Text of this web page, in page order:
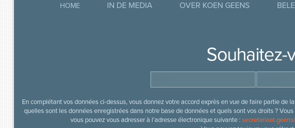
HOME IN DE MEDIA OVER KOEN GEENS
Souhaitez-
En complétant vos données ci-dessus, vous donnez votre accord exprès en vue de faire partie
quelles sont les données enregistrées dans notre base de données et quels sont vos droits ?
vous pouvez vous adresser à l’adresse électronique suivante :